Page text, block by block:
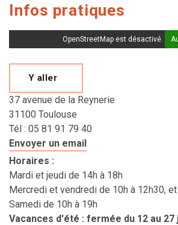
Infos pratiques
OpenStreetMap est désactivé.
Y aller
37 avenue de la Reynerie
31100 Toulouse
Tél : 05 81 91 79 40
Envoyer un email
Horaires :
Mardi et jeudi de 14h à 18h
Mercredi et vendredi de 10h à 12h30,
Samedi de 10h à 19h
Vacances d'été : fermée du 12 au